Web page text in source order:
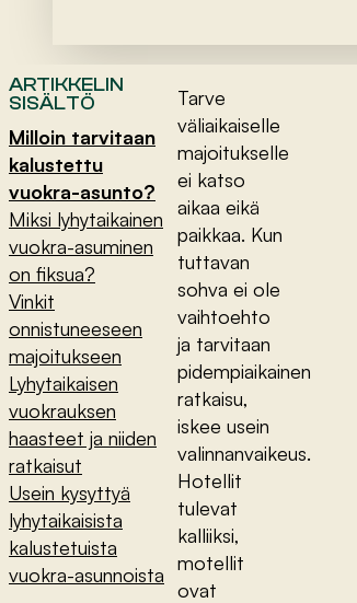
ARTIKKELIN
SISÄLTÖ
Milloin tarvitaan
kalustettu
vuokra-asunto?
Miksi lyhytaikainen
vuokra-asuminen
on fiksua?
Vinkit
onnistuneeseen
majoitukseen
Lyhytaikaisen
vuokrauksen
haasteet ja niiden
ratkaisut
Usein kysyttyä
lyhytaikaisista
kalustetuista
vuokra-asunnoista
Tarve
väliaikaiselle
majoitukselle
ei katso
aikaa eikä
paikkaa. Kun
tuttavan
sohva ei ole
vaihtoehto
ja tarvitaan
pidempiaikainen
ratkaisu,
iskee usein
valinnanvaikeus.
Hotellit
tulevat
kalliiksi,
motellit
ovat